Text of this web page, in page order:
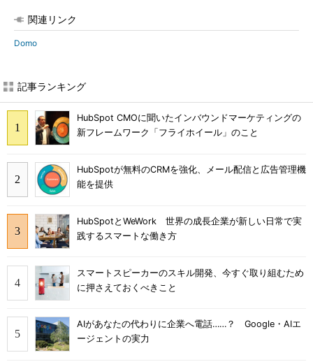
関連リンク
Domo
記事ランキング
HubSpot CMOに聞いたインバウンドマーケティングの
新フレームワーク「フライホイール」のこと
HubSpotが無料のCRMを強化、メール配信と広告管理機
能を提供
HubSpotとWeWork 世界の成長企業が新しい日常で実
践するスマートな働き方
スマートスピーカーのスキル開発、今すぐ取り組むため
に押さえておくべきこと
AIがあなたの代わりに企業へ電話……？ Google・AIエ
ージェントの実力